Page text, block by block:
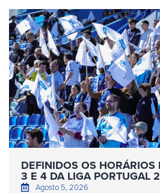
DEFINIDOS OS HORÁRIOS
3 E 4 DA LIGA PORTUGAL 2
Agosto 5, 2026